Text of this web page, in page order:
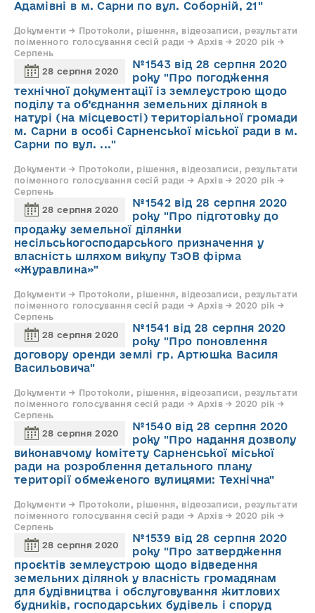
Адамівні в м. Сарни по вул. Соборній, 21"
Документи → Протоколи, рішення, відеозаписи, результати
поіменного голосування сесій ради → Архів → 2020 рік →
Серпень
28 серпня 2020
№1543 від 28 серпня 2020
року "Про погодження
технічної документації із землеустрою щодо
поділу та об’єднання земельних ділянок в
натурі (на місцевості) територіальної громади
м. Сарни в особі Сарненської міської ради в м.
Сарни по вул. ..."
Документи → Протоколи, рішення, відеозаписи, результати
поіменного голосування сесій ради → Архів → 2020 рік →
Серпень
28 серпня 2020
№1542 від 28 серпня 2020
року "Про підготовку до
продажу земельної ділянки
несільськогосподарського призначення у
власність шляхом викупу ТзОВ фірма
«Журавлина»"
Документи → Протоколи, рішення, відеозаписи, результати
поіменного голосування сесій ради → Архів → 2020 рік →
Серпень
28 серпня 2020
№1541 від 28 серпня 2020
року "Про поновлення
договору оренди землі гр. Артюшка Василя
Васильовича"
Документи → Протоколи, рішення, відеозаписи, результати
поіменного голосування сесій ради → Архів → 2020 рік →
Серпень
28 серпня 2020
№1540 від 28 серпня 2020
року "Про надання дозволу
виконавчому комітету Сарненської міської
ради на розроблення детального плану
території обмеженого вулицями: Технічна"
Документи → Протоколи, рішення, відеозаписи, результати
поіменного голосування сесій ради → Архів → 2020 рік →
Серпень
28 серпня 2020
№1539 від 28 серпня 2020
року "Про затвердження
проєктів землеустрою щодо відведення
земельних ділянок у власність громадянам
для будівництва і обслуговування житлових
будників, господарських будівель і споруд